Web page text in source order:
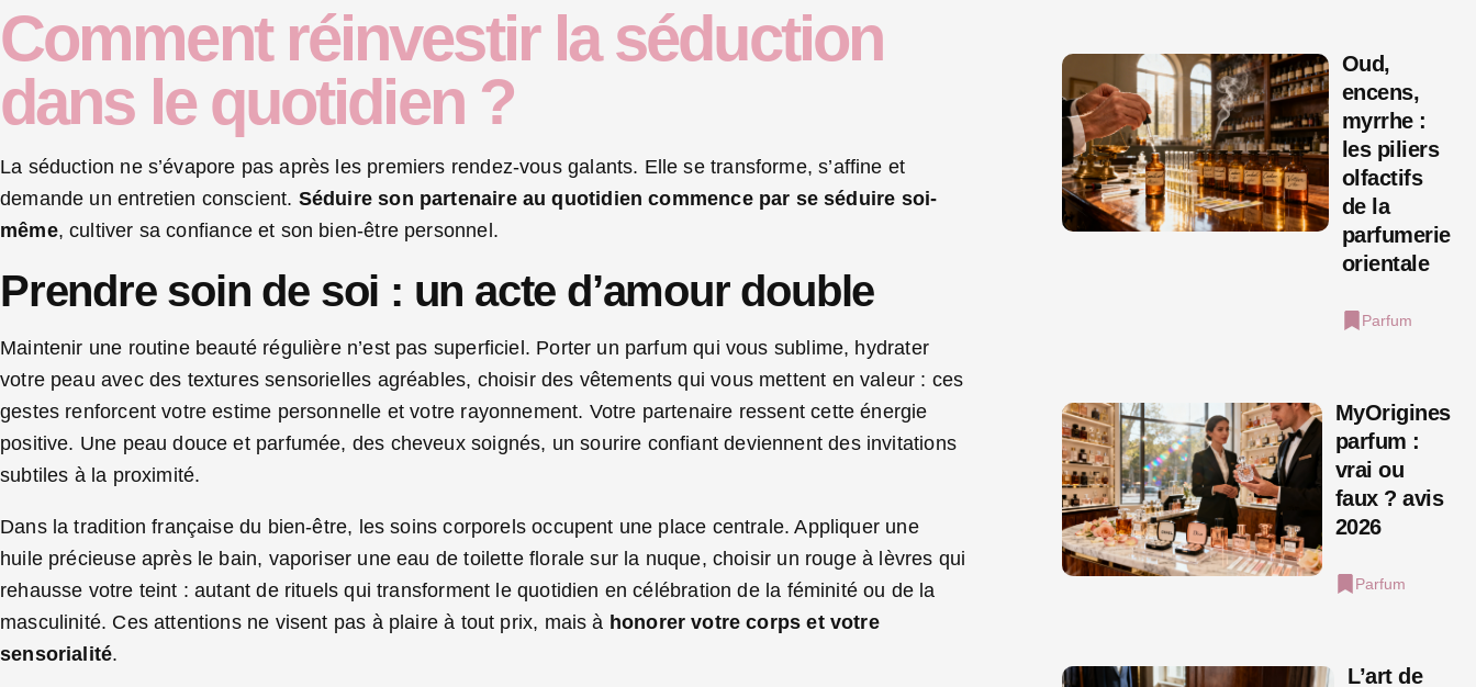
Comment réinvestir la séduction
dans le quotidien ?
La séduction ne s’évapore pas après les premiers rendez-vous galants. Elle se transforme, s’affine et
demande un entretien conscient. Séduire son partenaire au quotidien commence par se séduire soi-
même, cultiver sa confiance et son bien-être personnel.
Prendre soin de soi : un acte d’amour double
Maintenir une routine beauté régulière n’est pas superficiel. Porter un parfum qui vous sublime, hydrater
votre peau avec des textures sensorielles agréables, choisir des vêtements qui vous mettent en valeur : ces
gestes renforcent votre estime personnelle et votre rayonnement. Votre partenaire ressent cette énergie
positive. Une peau douce et parfumée, des cheveux soignés, un sourire confiant deviennent des invitations
subtiles à la proximité.
Dans la tradition française du bien-être, les soins corporels occupent une place centrale. Appliquer une
huile précieuse après le bain, vaporiser une eau de toilette florale sur la nuque, choisir un rouge à lèvres qui
rehausse votre teint : autant de rituels qui transforment le quotidien en célébration de la féminité ou de la
masculinité. Ces attentions ne visent pas à plaire à tout prix, mais à honorer votre corps et votre
sensorialité.
Oud,
encens,
myrrhe :
les piliers
olfactifs
de la
parfumerie
orientale
Parfum
MyOrigines
parfum :
vrai ou
faux ? avis
2026
Parfum
L’art de